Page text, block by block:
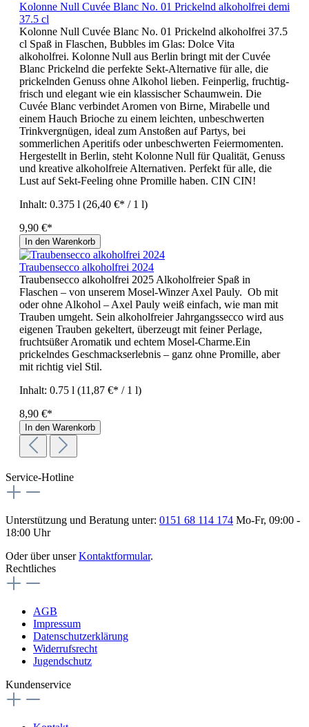
Kolonne Null Cuvée Blanc No. 01 Prickelnd alkoholfrei demi
37.5 cl
Kolonne Null Cuvée Blanc No. 01 Prickelnd alkoholfrei 37.5
cl Spaß in Flaschen, Bubbles im Glas: Dolce Vita
alkoholfrei. Kolonne Null aus Berlin bringt mit der Cuvée
Blanc Prickelnd die perfekte Sekt-Alternative für alle, die
prickelnden Genuss ohne Alkohol lieben. Feinperlig, fruchtig-
frisch und elegant wie ein klassischer Schaumwein. Die
Cuvée Blanc verbindet Aromen von Birne, Mirabelle und
einem Hauch Brioche zu einem leichten, unbeschwerten
Trinkvergnügen, ideal zum Anstoßen auf Partys, bei
sommerlichen Aperitifs oder unbeschwerten Feiermomenten.
Hergestellt in Berlin, steht Kolonne Null für Qualität, Genuss
und kreative alkoholfreie Alternativen. Perfekt für alle, die
Lust auf Sekt‑Feeling ohne Promille haben. CIN CIN!
Inhalt: 0.375 l (26,40 €* / 1 l)
9,90 €*
In den Warenkorb
Traubensecco alkoholfrei 2024
Traubensecco alkoholfrei 2025 Alkoholfreier Spaß in
Flaschen – von unserem Mosel-Winzer Axel Pauly. Ob mit
oder ohne Alkohol – Axel Pauly weiß einfach, wie man mit
Trauben umgeht. Sein alkoholfreier Jahrgangssecco wird aus
eigenen Trauben gekeltert, überzeugt mit feiner Perlage,
fruchtsüßer Aromatik und echtem Mosel-Charme.Ein
prickelndes Geschmackserlebnis – ganz ohne Promille, aber
mit richtig viel Stil.
Inhalt: 0.75 l (11,87 €* / 1 l)
8,90 €*
In den Warenkorb
Service-Hotline
Unterstützung und Beratung unter: 0151 68 114 174 Mo-Fr, 09:00 -
18:00 Uhr
Oder über unserKontaktformular.
Rechtliches
AGB
Impressum
Datenschutzerklärung
Widerrufsrecht
Jugendschutz
Kundenservice